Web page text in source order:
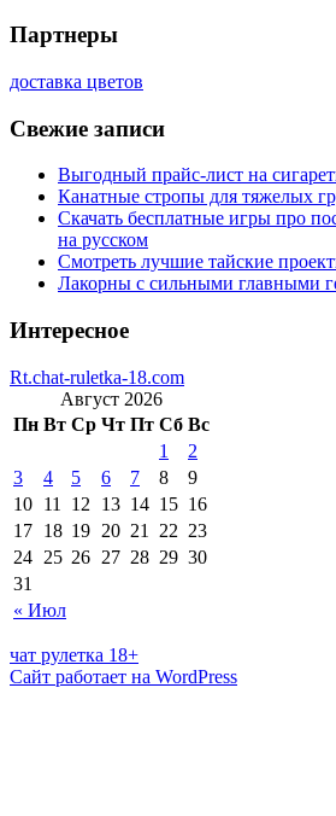
Партнеры
доставка цветов
Свежие записи
Выгодный прайс-лист на
Канатные стропы для тяжелых
Скачать бесплатные игры про
на русском
Смотреть лучшие тайские
Лакорны с сильными главными
Интересное
Rt.chat-ruletka-18.com
Август 2026
Пн Вт Ср Чт Пт Сб Вс
« Июл
1
2
3
4 5 6 7 8
9
10 11 12 13 14 15 16
17 18 19 20 21 22 23
24 25 26 27 28 29 30
31
чат рулетка 18+
Сайт работает на WordPress